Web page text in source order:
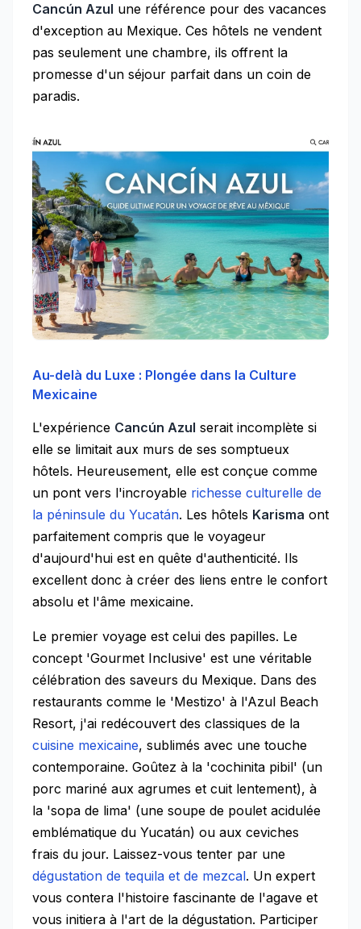
Cancún Azul une référence pour des vacances
d'exception au Mexique. Ces hôtels ne vendent
pas seulement une chambre, ils offrent la
promesse d'un séjour parfait dans un coin de
paradis.
Au-delà du Luxe : Plongée dans la Culture
Mexicaine
L'expérience Cancún Azul serait incomplète si
elle se limitait aux murs de ses somptueux
hôtels. Heureusement, elle est conçue comme
un pont vers l'incroyable richesse culturelle de
la péninsule du Yucatán. Les hôtels Karisma ont
parfaitement compris que le voyageur
d'aujourd'hui est en quête d'authenticité. Ils
excellent donc à créer des liens entre le confort
absolu et l'âme mexicaine.
Le premier voyage est celui des papilles. Le
concept 'Gourmet Inclusive' est une véritable
célébration des saveurs du Mexique. Dans des
restaurants comme le 'Mestizo' à l'Azul Beach
Resort, j'ai redécouvert des classiques de la
cuisine mexicaine, sublimés avec une touche
contemporaine. Goûtez à la 'cochinita pibil' (un
porc mariné aux agrumes et cuit lentement), à
la 'sopa de lima' (une soupe de poulet acidulée
emblématique du Yucatán) ou aux ceviches
frais du jour. Laissez-vous tenter par une
dégustation de tequila et de mezcal. Un expert
vous contera l'histoire fascinante de l'agave et
vous initiera à l'art de la dégustation. Participer